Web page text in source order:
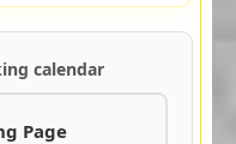
calendar
Page